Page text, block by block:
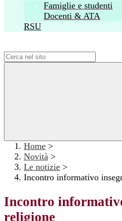
Famiglie e studenti
Docenti & ATA
RSU
Home >
Novità >
Le notizie >
Incontro informativo
Incontro
religione